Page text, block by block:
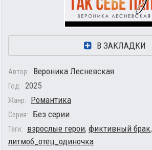
В ЗАКЛАДКИ
Автор: Вероника Лесневская
Год: 2025
Жанр: Романтика
Серия: Без серии
Теги: взрослые герои, фиктивный брак,
литмоб_отец_одиночка